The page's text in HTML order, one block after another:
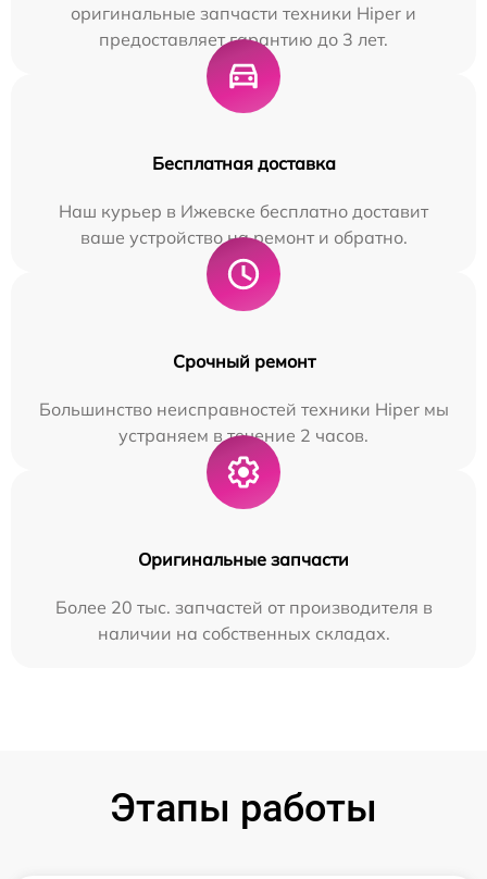
оригинальные запчасти техники Hiper и
предоставляет гарантию до 3 лет.
Бесплатная доставка
Наш курьер в Ижевске бесплатно доставит
ваше устройство на ремонт и обратно.
Срочный ремонт
Большинство неисправностей техники Hiper мы
устраняем в течение 2 часов.
Оригинальные запчасти
Более 20 тыс. запчастей от производителя в
наличии на собственных складах.
Этапы работы